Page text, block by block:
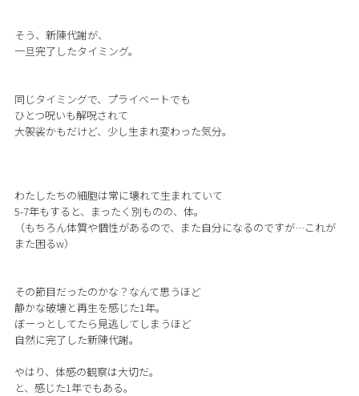
そう、新陳代謝が、
一旦完了したタイミング。
同じタイミングで、プライベートでも
ひとつ呪いも解呪されて
大袈裟かもだけど、少し生まれ変わった気分。
わたしたちの細胞は常に壊れて生まれていて
5-7年もすると、まったく別ものの、体。
（もちろん体質や個性があるので、また自分になるのですが…これが
また困るw）
その節目だったのかな？なんて思うほど
静かな破壊と再生を感じた1年。
ぼーっとしてたら見逃してしまうほど
自然に完了した新陳代謝。
やはり、体感の観察は大切だ。
と、感じた1年でもある。